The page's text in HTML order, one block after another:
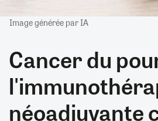
Image générée par IA
Cancer du
néoadjuvante